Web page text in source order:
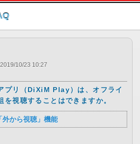
このページの本文へ
10/23 10:27
プリ（DiXiM Play）は、オフライ
を視聴することはできますか。
「外から視聴」機能